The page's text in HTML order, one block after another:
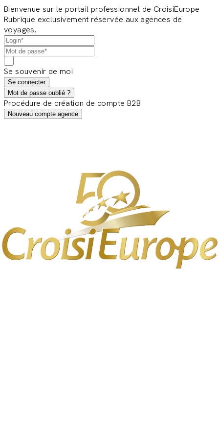
Bienvenue sur le portail professionnel de CroisiEurope
Rubrique exclusivement réservée aux agences de
voyages.
Se souvenir de moi
Se connecter
Mot de passe oublié ?
Procédure de création de compte B2B
Nouveau compte agence